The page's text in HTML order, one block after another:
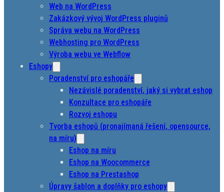
Web na WordPress
Zakázkový vývoj WordPress pluginů
Správa webu na WordPress
Webhosting pro WordPress
Výroba webu ve Webflow
Eshopy
Poradenství pro eshopáře
Nezávislé poradenství, jaký si vybrat eshop
Konzultace pro eshopáře
Rozvoj eshopu
Tvorba eshopů (pronajímaná řešení, opensource,
na míru)
Eshop na míru
Eshop na Woocommerce
Eshop na Prestashop
Úpravy šablon a doplňky pro eshopy